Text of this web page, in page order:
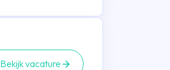
Bekijk vacature